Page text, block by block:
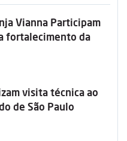
Vianna Participam
fortalecimento da
visita técnica ao
de São Paulo